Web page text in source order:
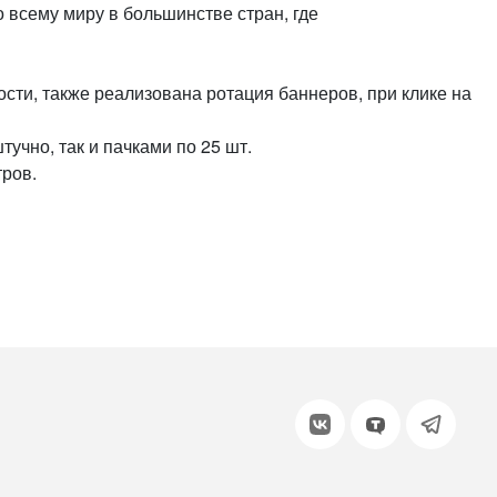
или войдите с помощью
миру в большинстве стран, где
также реализована ротация баннеров, при клике на
так и пачками по 25 шт.